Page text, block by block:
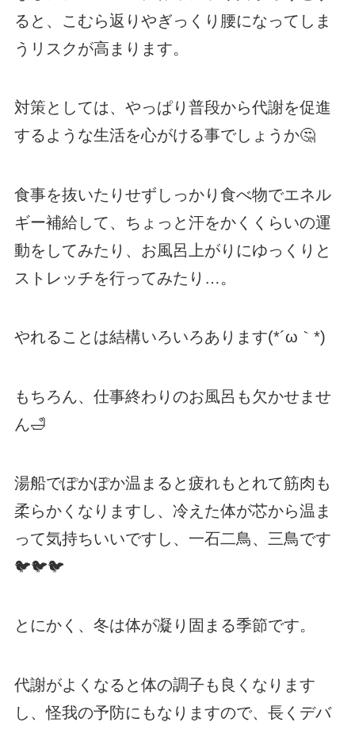
ると、こむら返りやぎっくり腰になってしま
うリスクが高まります。
対策としては、やっぱり普段から代謝を促進
するような生活を心がける事でしょうか🤔
食事を抜いたりせずしっかり食べ物でエネル
ギー補給して、ちょっと汗をかくくらいの運
動をしてみたり、お風呂上がりにゆっくりと
ストレッチを行ってみたり…。
やれることは結構いろいろあります(*´ω｀*)
もちろん、仕事終わりのお風呂も欠かせませ
ん🛁
湯船でぽかぽか温まると疲れもとれて筋肉も
柔らかくなりますし、冷えた体が芯から温ま
って気持ちいいですし、一石二鳥、三鳥です
🐦🐦🐦
とにかく、冬は体が凝り固まる季節です。
代謝がよくなると体の調子も良くなります
し、怪我の予防にもなりますので、長くデバ